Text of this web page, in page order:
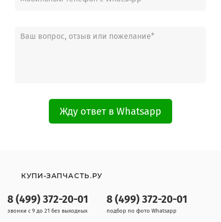
Жду ответ в Whatsapp
8 (499) 372-20-01
звонки с 9 до 21 без выходных
8 (499) 372-20-01
подбор по фото Whatsapp
КУПИ-ЗАПЧАСТЬ.РУ